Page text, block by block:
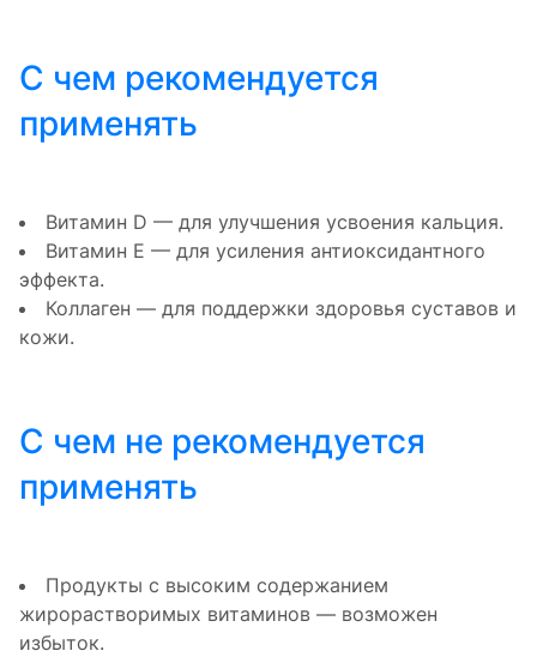
С чем рекомендуется
применять
Витамин D — для улучшения усвоения кальция.
Витамин E — для усиления антиоксидантного
эффекта.
Коллаген — для поддержки здоровья суставов и
кожи.
С чем не рекомендуется
применять
Продукты с высоким содержанием
жирорастворимых витаминов — возможен
избыток.